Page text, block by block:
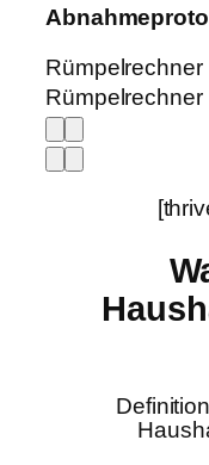
Rümpelrechner
Rümpelrechner